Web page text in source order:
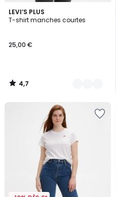
LEVI’S PLUS
T-shirt manches courtes
25,00 €
4,7
/ 5
2
Couleurs
4,7
/